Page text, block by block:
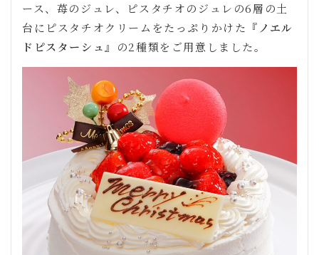
ース、苺のジュレ、ピスタチオのジュレの6層の土
台にピスタチオクリームをたっぷりかけた 『ノエル
ドピスターシュ』
の2種類をご用意しました。